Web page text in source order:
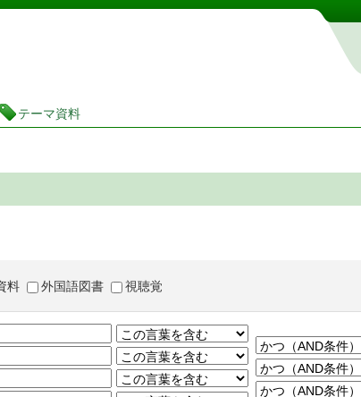
茨城県立図書館 蔵書検索・予約システム
テーマ資料
料 外国語図書 視聴覚